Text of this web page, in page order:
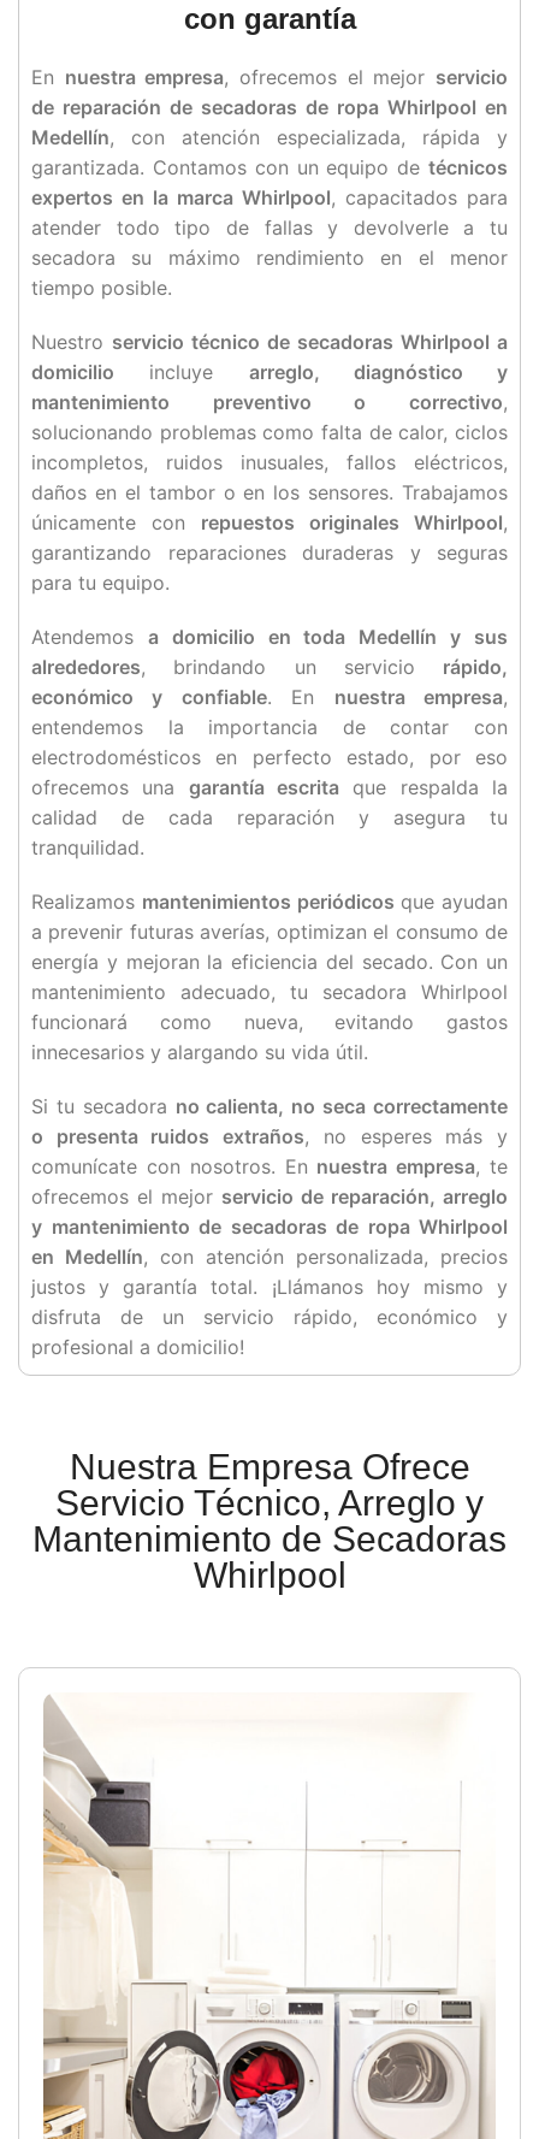
con garantía
En nuestra empresa, ofrecemos el mejor servicio
de reparación de secadoras de ropa Whirlpool en
Medellín, con atención especializada, rápida y
garantizada. Contamos con un equipo de técnicos
expertos en la marca Whirlpool, capacitados para
atender todo tipo de fallas y devolverle a tu
secadora su máximo rendimiento en el menor
tiempo posible.
Nuestro servicio técnico de secadoras Whirlpool a
domicilio incluye arreglo, diagnóstico y
mantenimiento preventivo o correctivo,
solucionando problemas como falta de calor, ciclos
incompletos, ruidos inusuales, fallos eléctricos,
daños en el tambor o en los sensores. Trabajamos
únicamente con repuestos originales Whirlpool,
garantizando reparaciones duraderas y seguras
para tu equipo.
Atendemos a domicilio en toda Medellín y sus
alrededores, brindando un servicio rápido,
económico y confiable. En nuestra empresa,
entendemos la importancia de contar con
electrodomésticos en perfecto estado, por eso
ofrecemos una garantía escrita que respalda la
calidad de cada reparación y asegura tu
tranquilidad.
Realizamos mantenimientos periódicos que ayudan
a prevenir futuras averías, optimizan el consumo de
energía y mejoran la eficiencia del secado. Con un
mantenimiento adecuado, tu secadora Whirlpool
funcionará como nueva, evitando gastos
innecesarios y alargando su vida útil.
Si tu secadora no calienta, no seca correctamente
o presenta ruidos extraños, no esperes más y
comunícate con nosotros. En nuestra empresa, te
ofrecemos el mejor servicio de reparación, arreglo
y mantenimiento de secadoras de ropa Whirlpool
en Medellín, con atención personalizada, precios
justos y garantía total. ¡Llámanos hoy mismo y
disfruta de un servicio rápido, económico y
profesional a domicilio!
Nuestra Empresa Ofrece
Servicio Técnico, Arreglo y
Mantenimiento de Secadoras
Whirlpool